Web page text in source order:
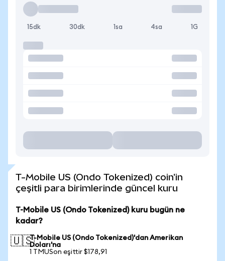
15dk 30dk 1sa 4sa 1G
T-Mobile US (Ondo Tokenized) coin'in
çeşitli para birimlerinde güncel kuru
T-Mobile US (Ondo Tokenized) kuru bugün ne
kadar?
🇺🇸T-Mobile US (Ondo Tokenized)'dan Amerikan
Doları'na
1 TMUSon eşittir $178,91